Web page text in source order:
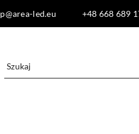
led.eu +48 668 689